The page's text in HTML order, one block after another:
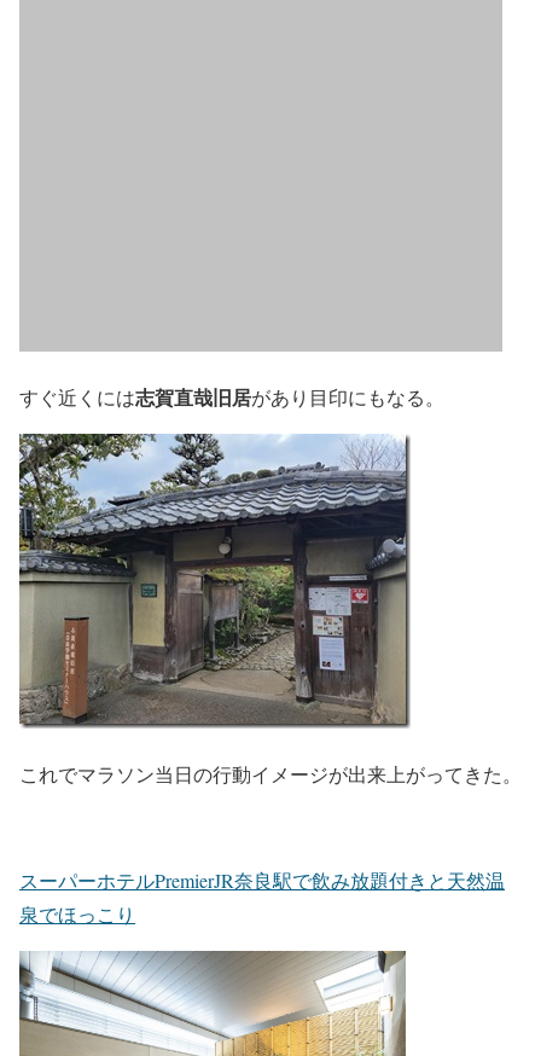
すぐ近くには志賀直哉旧居があり目印にもなる。
これでマラソン当日の行動イメージが出来上がってきた。
スーパーホテルPremierJR奈良駅で飲み放題付きと天然温
泉でほっこり